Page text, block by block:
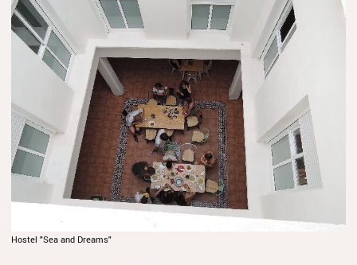
Hostel "Sea and Dreams"